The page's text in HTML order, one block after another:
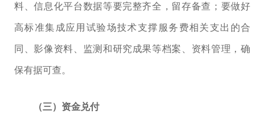
料、信息化平台数据等要完整齐全，留存备查；要做好
高标准集成应用试验场技术支撑服务费相关支出的合
同、影像资料、监测和研究成果等档案、资料管理，确
保有据可查。
（三）资金兑付